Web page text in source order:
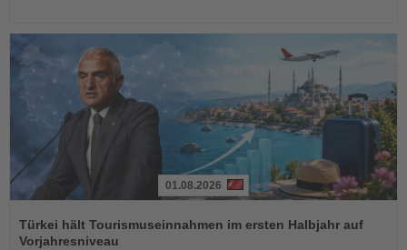
Sie
die
01.08.2026
Türkei hält Tourismuseinnahmen im ersten Halbjahr auf
Vorjahresniveau